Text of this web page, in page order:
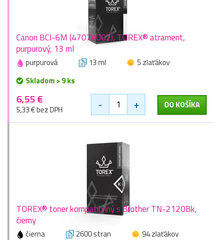
Canon BCI-6M (4707A002), TOREX® atrament,
purpurový, 13 ml
purpurová 13 ml
5 zlaťákov
Skladom > 9 ks
6,55 €
5,33 € bez DPH - + DO KOŠÍKA
TOREX® toner kompatibilný s Brother TN-2120Bk,
čierny
čierna 2600 stran
94 zlaťákov